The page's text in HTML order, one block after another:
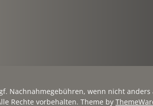
Nachnahmegebühren, wenn nicht anders
Rechte vorbehalten. Theme by